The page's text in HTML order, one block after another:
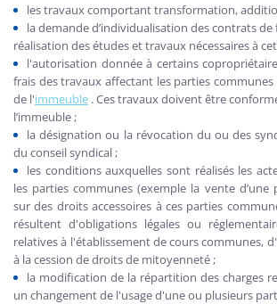
les travaux comportant transformation,
la demande d’individualisation des contrats de
réalisation des études et travaux nécessaires à
l'autorisation donnée à certains
frais des travaux affectant les parties
de l'immeuble . Ces travaux doivent être
l’immeuble ;
la désignation ou la révocation du ou des
du conseil syndical ;
les conditions auxquelles sont réalisés les
les parties communes (exemple la vente
sur des droits accessoires à ces parties
résultent d'obligations légales ou
relatives à l'établissement de cours communes,
à la cession de droits de mitoyenneté ;
la modification de la répartition des charges
un changement de l'usage d'une ou plusieurs